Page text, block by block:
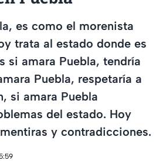
es como el morenista
trata al estado donde es
si amara Puebla, tendría
Puebla, respetaría a
si amara Puebla
del estado. Hoy
y contradicciones.